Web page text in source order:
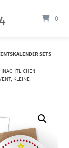
0
SETS
KLEINE